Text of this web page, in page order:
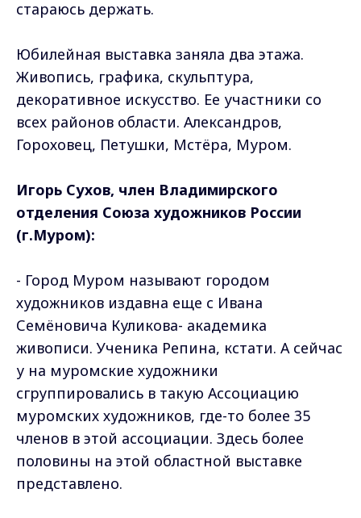
стараюсь держать.
Юбилейная выставка заняла два этажа.
Живопись, графика, скульптура,
декоративное искусство. Ее участники со
всех районов области. Александров,
Гороховец, Петушки, Мстёра, Муром.
Игорь Сухов, член Владимирского
отделения Союза художников России
(г.Муром):
- Город Муром называют городом
художников издавна еще с Ивана
Семёновича Куликова- академика
живописи. Ученика Репина, кстати. А сейчас
у на муромские художники
сгруппировались в такую Ассоциацию
муромских художников, где-то более 35
членов в этой ассоциации. Здесь более
половины на этой областной выставке
представлено.